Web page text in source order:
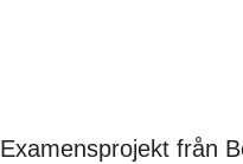
Examensprojekt från